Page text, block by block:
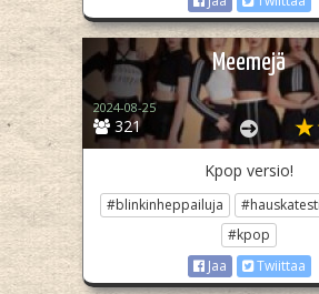
Meemejä
321
2024-08-25
Kpop versio!
#blinkinheppailuja #hauskatesti
#kpop
Jaa
Twiittaa